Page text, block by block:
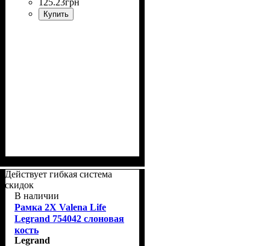
Купить
Действует гибкая система
скидок
В наличии
Рамка 2Х Valena Life
Legrand 754042 слоновая
кость
Legrand